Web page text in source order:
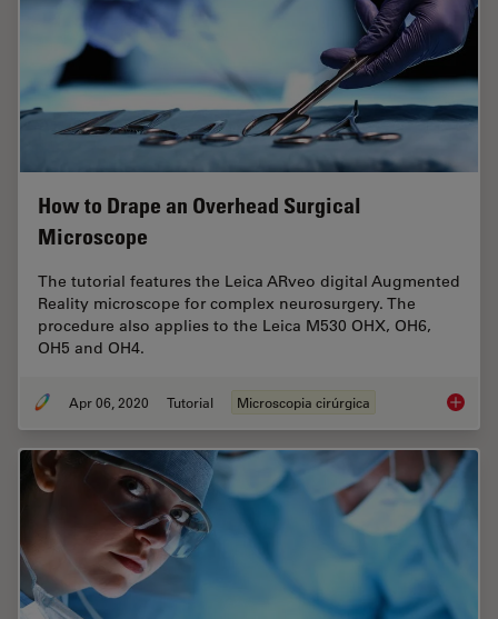
How to Drape an Overhead Surgical
Microscope
The tutorial features the Leica ARveo digital Augmented
Reality microscope for complex neurosurgery. The
procedure also applies to the Leica M530 OHX, OH6,
OH5 and OH4.
Apr 06, 2020 Tutorial Microscopia cirúrgica How to